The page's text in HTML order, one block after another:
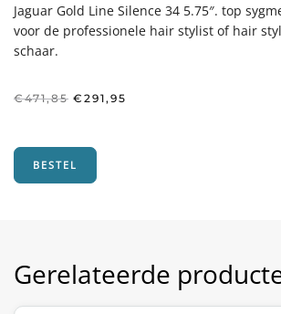
Jaguar Gold Line Silence 34 5.75″. top
voor de professionele hair stylist of hair
schaar.
€471,85 Oorspronkelijke
€ 291,95
BESTEL
Gerelateerde